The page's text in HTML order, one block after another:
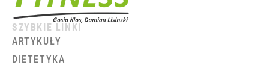
SZYBKIE LINKI
ARTYKUŁY
DIETETYKA